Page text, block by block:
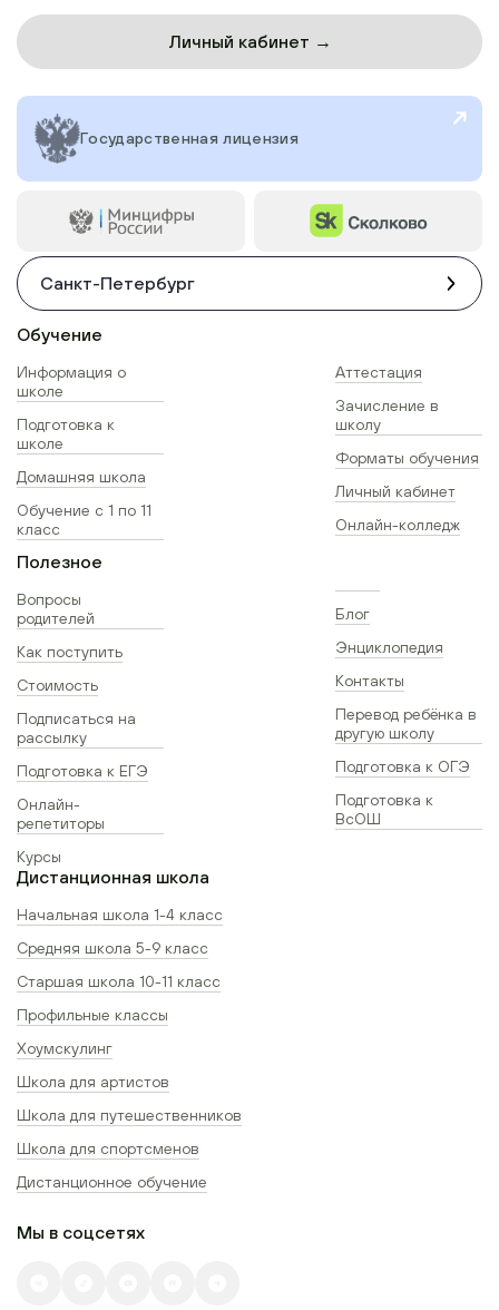
Личный кабинет →
Государственная лицензия
Санкт-Петербург
Обучение
Информация о
школе
Подготовка к
школе
Домашняя школа
Обучение с 1 по 11
класс
Аттестация
Зачисление в
школу
Форматы обучения
Личный кабинет
Онлайн-колледж
Полезное
Вопросы
родителей
Как поступить
Стоимость
Подписаться на
рассылку
Подготовка к ЕГЭ
Онлайн-
репетиторы
Курсы
Блог
Энциклопедия
Контакты
Перевод ребёнка в
другую школу
Подготовка к ОГЭ
Подготовка к
ВсОШ
Дистанционная школа
Начальная школа 1-4 класс
Средняя школа 5-9 класс
Старшая школа 10-11 класс
Профильные классы
Хоумскулинг
Школа для артистов
Школа для путешественников
Школа для спортсменов
Дистанционное обучение
Мы в соцсетях